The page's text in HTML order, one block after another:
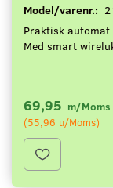
Model/varenr.:
Praktisk
Med smart
69,95 m/Moms
(55,96 u/Moms)